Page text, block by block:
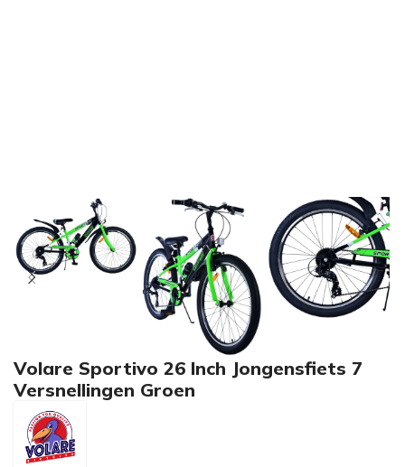
Volare Sportivo 26 Inch Jongensfiets 7
Versnellingen Groen